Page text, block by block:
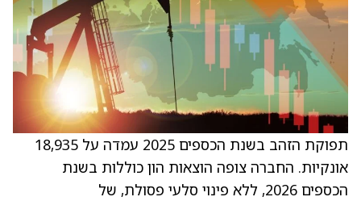
תפוקת הזהב בשנת הכספים 2025 עמדה על 18,935
אונקיות. החברה צופה הוצאות הון כוללות בשנת
הכספים 2026, ללא פינוי סלעי פסולת, של